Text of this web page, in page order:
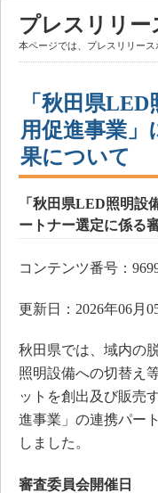
プレスリリー
本ページでは、プレスリリー
「秋田県
用促進事業
果について
「秋田県LED照明設
ートナー選定に係る
コンテンツ番号：
更新日：2026年06月
秋田県では、域内の
照明設備への切替え
ットを創出及び販売
進事業」の連携パー
しました。
審査委員会開催日